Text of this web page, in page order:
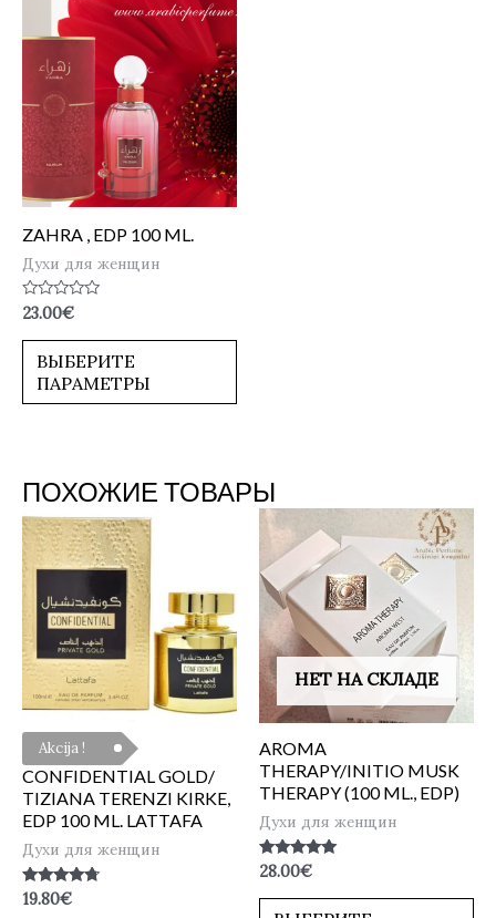
ZAHRA , EDP 100 ML.
Духи для женщин
Оценка
из
23.00€
ВЫБЕРИТЕ
ПАРАМЕТРЫ
ПОХОЖИЕ ТОВАРЫ
Akcija !
CONFIDENTIAL GOLD/
TIZIANA TERENZI KIRKE,
EDP 100 ML. LATTAFA
Духи для женщин
Оценка
19.80€
НЕТ НА СКЛАДЕ
AROMA
THERAPY/INITIO MUSK
THERAPY (100 ML., EDP)
Духи для женщин
Оценка
из 5
28.00€